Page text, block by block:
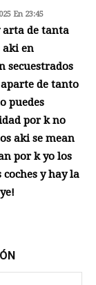
En 23:45
arta de tanta
aki en
secuestrados
de tanto
puedes
por k no
aki se mean
por k yo los
coches y hay la